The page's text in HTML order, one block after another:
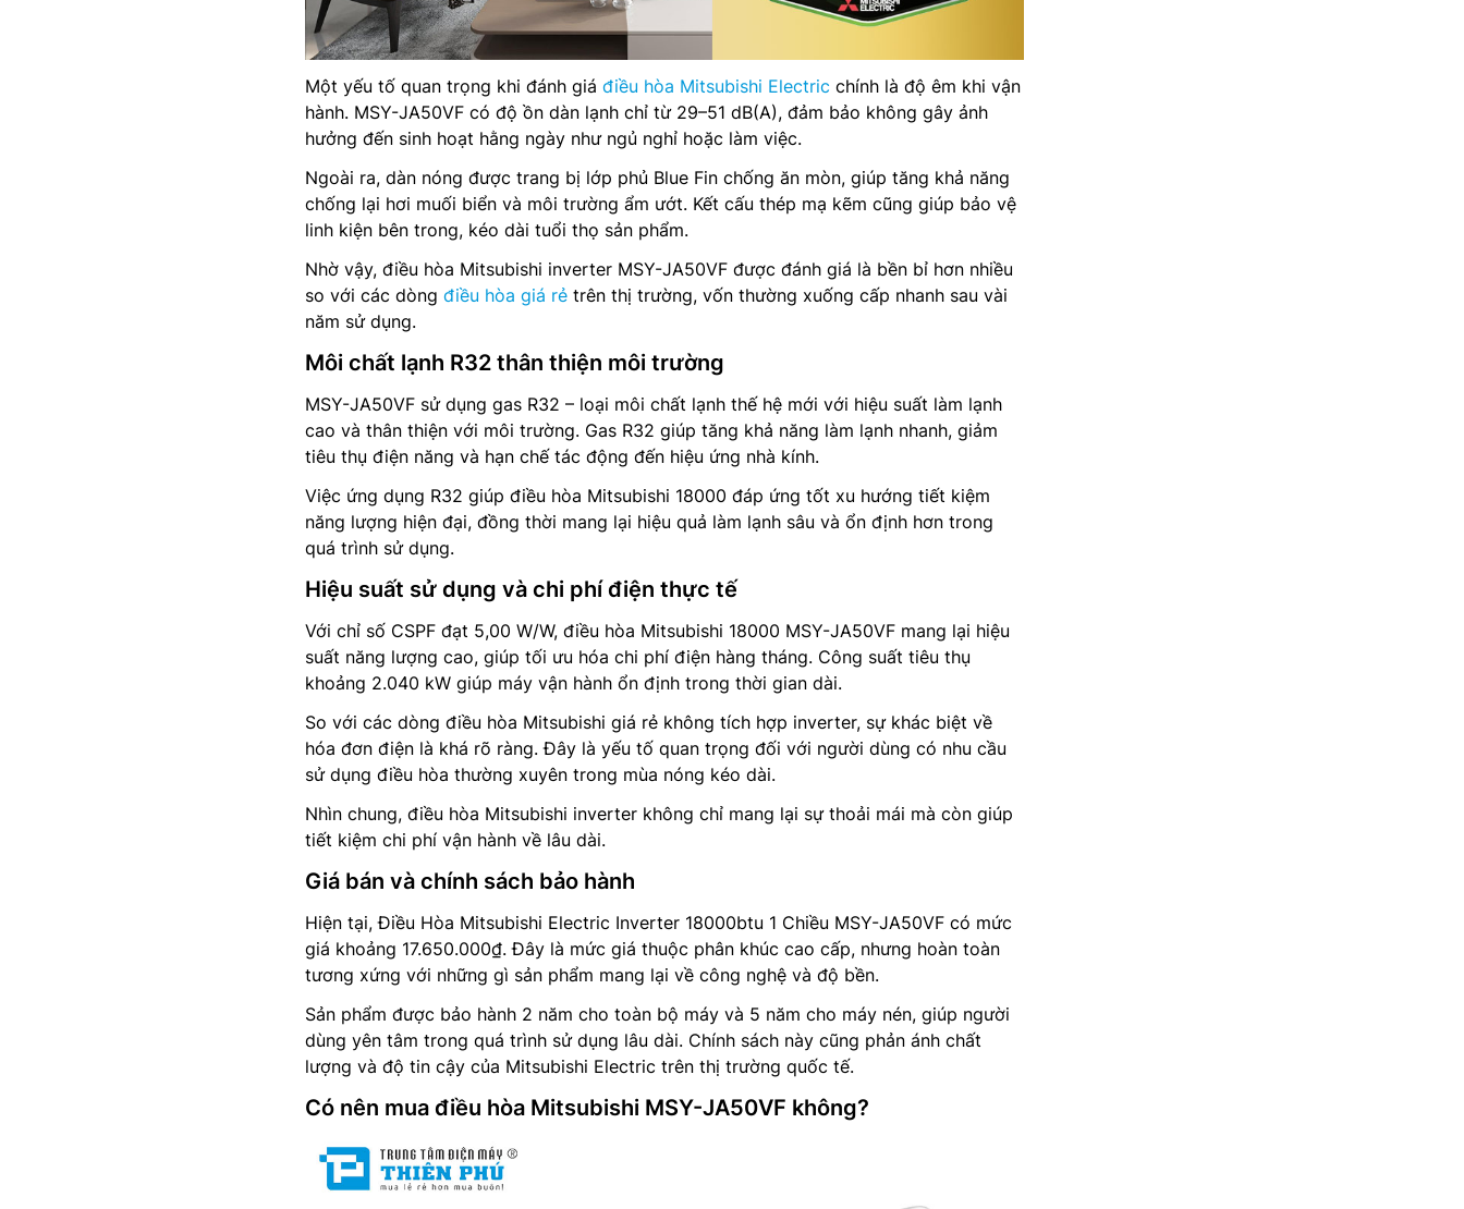
Một yếu tố quan trọng khi đánh giá điều hòa Mitsubishi Electric chính là độ êm khi vận
hành. MSY-JA50VF có độ ồn dàn lạnh chỉ từ 29–51 dB(A), đảm bảo không gây ảnh
hưởng đến sinh hoạt hằng ngày như ngủ nghỉ hoặc làm việc.
Ngoài ra, dàn nóng được trang bị lớp phủ Blue Fin chống ăn mòn, giúp tăng khả năng
chống lại hơi muối biển và môi trường ẩm ướt. Kết cấu thép mạ kẽm cũng giúp bảo vệ
linh kiện bên trong, kéo dài tuổi thọ sản phẩm.
Nhờ vậy, điều hòa Mitsubishi inverter MSY-JA50VF được đánh giá là bền bỉ hơn nhiều
so với các dòng điều hòa giá rẻ trên thị trường, vốn thường xuống cấp nhanh sau vài
năm sử dụng.
Môi chất lạnh R32 thân thiện môi trường
MSY-JA50VF sử dụng gas R32 – loại môi chất lạnh thế hệ mới với hiệu suất làm lạnh
cao và thân thiện với môi trường. Gas R32 giúp tăng khả năng làm lạnh nhanh, giảm
tiêu thụ điện năng và hạn chế tác động đến hiệu ứng nhà kính.
Việc ứng dụng R32 giúp điều hòa Mitsubishi 18000 đáp ứng tốt xu hướng tiết kiệm
năng lượng hiện đại, đồng thời mang lại hiệu quả làm lạnh sâu và ổn định hơn trong
quá trình sử dụng.
Hiệu suất sử dụng và chi phí điện thực tế
Với chỉ số CSPF đạt 5,00 W/W, điều hòa Mitsubishi 18000 MSY-JA50VF mang lại hiệu
suất năng lượng cao, giúp tối ưu hóa chi phí điện hàng tháng. Công suất tiêu thụ
khoảng 2.040 kW giúp máy vận hành ổn định trong thời gian dài.
So với các dòng điều hòa Mitsubishi giá rẻ không tích hợp inverter, sự khác biệt về
hóa đơn điện là khá rõ ràng. Đây là yếu tố quan trọng đối với người dùng có nhu cầu
sử dụng điều hòa thường xuyên trong mùa nóng kéo dài.
Nhìn chung, điều hòa Mitsubishi inverter không chỉ mang lại sự thoải mái mà còn giúp
tiết kiệm chi phí vận hành về lâu dài.
Giá bán và chính sách bảo hành
Hiện tại, Điều Hòa Mitsubishi Electric Inverter 18000btu 1 Chiều MSY-JA50VF có mức
giá khoảng 17.650.000₫. Đây là mức giá thuộc phân khúc cao cấp, nhưng hoàn toàn
tương xứng với những gì sản phẩm mang lại về công nghệ và độ bền.
Sản phẩm được bảo hành 2 năm cho toàn bộ máy và 5 năm cho máy nén, giúp người
dùng yên tâm trong quá trình sử dụng lâu dài. Chính sách này cũng phản ánh chất
lượng và độ tin cậy của Mitsubishi Electric trên thị trường quốc tế.
Có nên mua điều hòa Mitsubishi MSY-JA50VF không?